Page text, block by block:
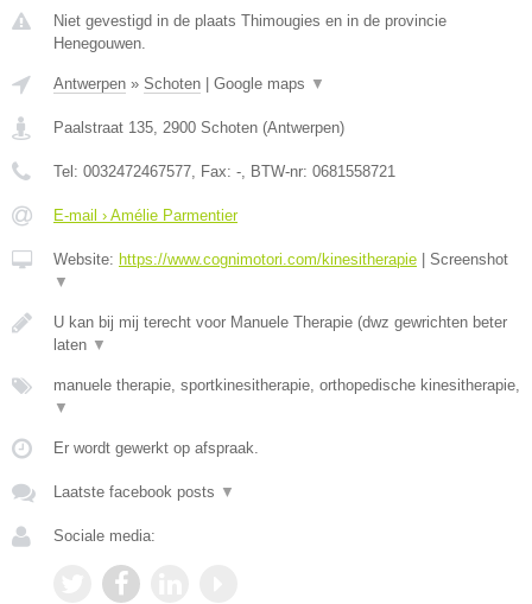
Niet gevestigd in de plaats Thimougies en in de provincie
Henegouwen.
Antwerpen » Schoten Google maps ▼
Paalstraat 135, 2900 Schoten (Antwerpen)
Tel: 0032472467577, Fax: -, BTW-nr: 0681558721
E-mail › Amélie Parmentier
Website: https://www.cognimotori.com/kinesitherapie
Screenshot
▼
U kan bij mij terecht voor Manuele Therapie (dwz gewrichten beter
laten ▼
manuele therapie, sportkinesitherapie, orthopedische kinesitherapie,
▼
Er wordt gewerkt op afspraak.
Laatste facebook posts ▼
Sociale media: